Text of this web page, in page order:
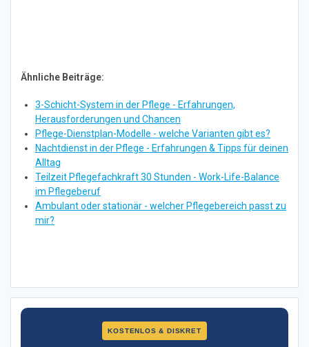
Ähnliche Beiträge:
3-Schicht-System in der Pflege - Erfahrungen,
Herausforderungen und Chancen
Pflege-Dienstplan-Modelle - welche Varianten gibt es?
Nachtdienst in der Pflege - Erfahrungen & Tipps für deinen
Alltag
Teilzeit Pflegefachkraft 30 Stunden - Work-Life-Balance
im Pflegeberuf
Ambulant oder stationär - welcher Pflegebereich passt zu
mir?
KOSTENLOS & DISKRET